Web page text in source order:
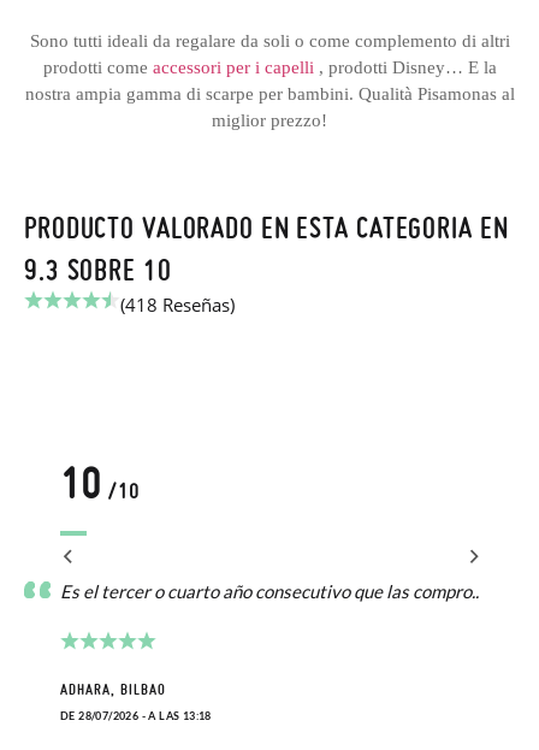
Sono tutti ideali da regalare da soli o come complemento di altri
prodotti come accessori per i capelli , prodotti Disney… E la
nostra ampia gamma di scarpe per bambini. Qualità Pisamonas al
miglior prezzo!
PRODUCTO VALORADO EN ESTA CATEGORIA EN
9.3 SOBRE 10
(418 Reseñas)
10 /10
Es el tercer o cuarto año consecutivo que las compro..
ADHARA, BILBAO
DE 28/07/2026 - A LAS 13:18